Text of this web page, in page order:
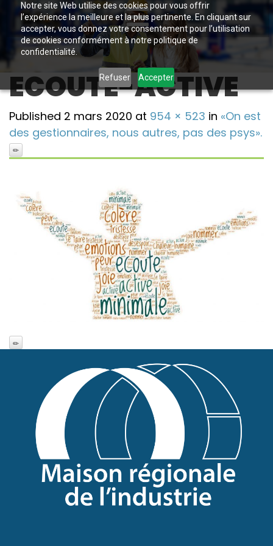
Notre site Web utilise des cookies pour vous offrir
l’expérience la meilleure et la plus pertinente. En cliquant sur
accepter, vous donnez votre consentement pour l’utilisation
de cookies conformément à notre politique de
confidentialité.
Refuser Accepter
ECOUTE-ACTIVE
Published 2 mars 2020 at 954 × 523 in «On est
des gestionnaires, nous autres, pas des psys».